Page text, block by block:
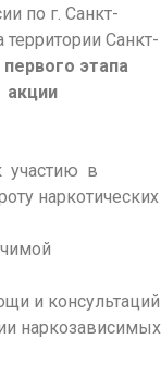
по г. Санкт-
территории Санкт-
первого этапа
акции
участию в
наркотических
и консультаций
наркозависимых